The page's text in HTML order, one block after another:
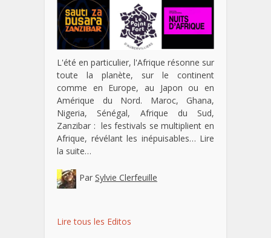
L'été en particulier, l'Afrique résonne sur
toute la planète, sur le continent
comme en Europe, au Japon ou en
Amérique du Nord. Maroc, Ghana,
Nigeria, Sénégal, Afrique du Sud,
Zanzibar : les festivals se multiplient en
Afrique, révélant les inépuisables… Lire
la suite…
Par Sylvie Clerfeuille
Lire tous les Editos